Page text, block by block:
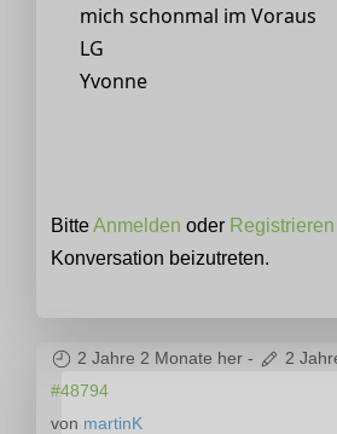
mich schonmal im Voraus
LG
Yvonne
BitteAnmelden oder Registrieren
Konversation beizutreten.
2 Jahre 2 Monate her -
2
#48794
von martinK